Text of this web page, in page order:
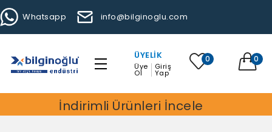
Whatsapp info@bilginoglu.com
ÜYELIK
Üye
Ol
Giriş
Yap
0 0
İndirimli Ürünleri İncele